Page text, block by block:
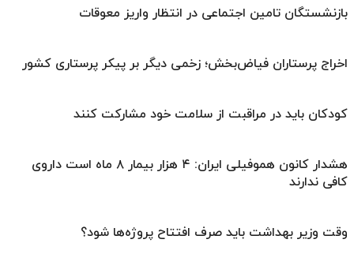
بازنشستگان تامین اجتماعی در انتظار واریز معوقات
اخراج پرستاران فیاض‌بخش؛ زخمی دیگر بر پیکر پرستاری کشور
کودکان باید در مراقبت از سلامت خود مشارکت کنند
هشدار کانون هموفیلی ایران: ۴ هزار بیمار ۸ ماه است داروی
کافی ندارند
وقت وزیر بهداشت باید صرف افتتاح پروژه‌ها شود؟